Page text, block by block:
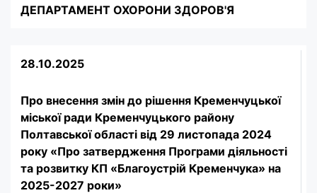
ДЕПАРТАМЕНТ ОХОРОНИ ЗДОРОВ'Я
28.10.2025
Про внесення змін до рішення Кременчуцької
міської ради Кременчуцького району
Полтавської області від 29 листопада 2024
року «Про затвердження Програми діяльності
та розвитку КП «Благоустрій Кременчука» на
2025-2027 роки»